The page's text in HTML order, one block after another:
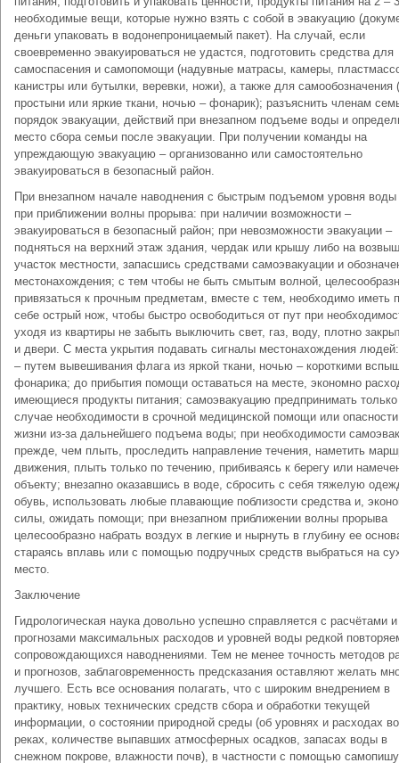
необходимые вещи, которые нужно взять с собой в эвакуацию
деньги упаковать в водонепроницаемый пакет). На случай, если
своевременно эвакуироваться не удастся, подготовить средства для
самоспасения и самопомощи (надувные матрасы, камеры,
канистры или бутылки, веревки, ножи), а также для самообозначения
простыни или яркие ткани, ночью – фонарик); разъяснить членам
порядок эвакуации, действий при внезапном подъеме воды и
место сбора семьи после эвакуации. При получении команды на
упреждающую эвакуацию – организованно или самостоятельно
эвакуироваться в безопасный район.
При внезапном начале наводнения с быстрым подъемом уровня воды
при приближении волны прорыва: при наличии возможности –
эвакуироваться в безопасный район; при невозможности эвакуации –
подняться на верхний этаж здания, чердак или крышу либо на
участок местности, запасшись средствами самоэвакуации и
местонахождения; с тем чтобы не быть смытым волной,
привязаться к прочным предметам, вместе с тем, необходимо иметь
себе острый нож, чтобы быстро освободиться от пут при
уходя из квартиры не забыть выключить свет, газ, воду, плотно
и двери. С места укрытия подавать сигналы местонахождения
– путем вывешивания флага из яркой ткани, ночью – короткими
фонарика; до прибытия помощи оставаться на месте, экономно
имеющиеся продукты питания; самоэвакуацию предпринимать
случае необходимости в срочной медицинской помощи или
жизни из-за дальнейшего подъема воды; при необходимости
прежде, чем плыть, проследить направление течения, наметить
движения, плыть только по течению, прибиваясь к берегу или
объекту; внезапно оказавшись в воде, сбросить с себя тяжелую
обувь, использовать любые плавающие поблизости средства и,
силы, ожидать помощи; при внезапном приближении волны прорыва
целесообразно набрать воздух в легкие и нырнуть в глубину ее
стараясь вплавь или с помощью подручных средств выбраться на
место.
Заключение
Гидрологическая наука довольно успешно справляется с расчётами и
прогнозами максимальных расходов и уровней воды редкой
сопровождающихся наводнениями. Тем не менее точность методов
и прогнозов, заблаговременность предсказания оставляют желать
лучшего. Есть все основания полагать, что с широким внедрением в
практику, новых технических средств сбора и обработки текущей
информации, о состоянии природной среды (об уровнях и расходах
реках, количестве выпавших атмосферных осадков, запасах воды в
снежном покрове, влажности почв), в частности с помощью